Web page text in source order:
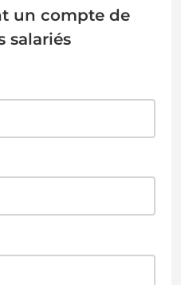
un compte de
salariés